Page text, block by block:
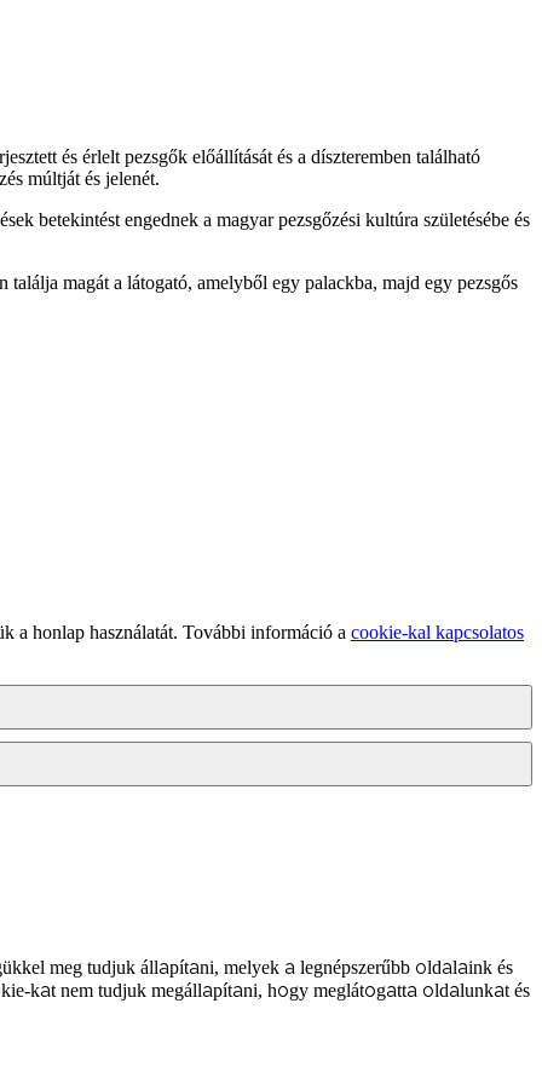
és érlelt pezsgők előállítását és a díszteremben található
múltját és jelenét.
betekintést engednek a magyar pezsgőzési kultúra születésébe és
magát a látogató, amelyből egy palackba, majd egy pezsgős
a honlap használatát. További információ a cookie-kal kapcsolatos
meg tudjuk állapítani, melyek a legnépszerűbb oldalaink és
kat nem tudjuk megállapítani, hogy meglátogatta oldalunkat és